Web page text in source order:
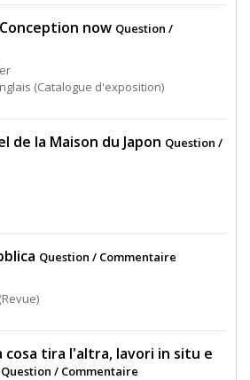
now Question /
(Catalogue d'exposition)
de la Maison du Japon Question /
Question / Commentaire
cosa tira l'altra, lavori in situ e
Question / Commentaire